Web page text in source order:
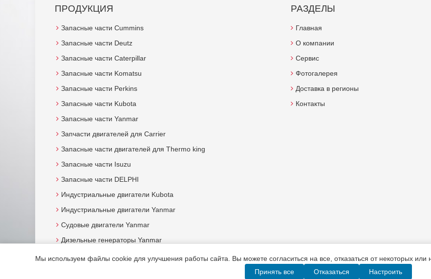
ПРОДУКЦИЯ
Запасные части Cummins
Запасные части Deutz
Запасные части Caterpillar
Запасные части Komatsu
Запасные части Perkins
Запасные части Kubota
Запасные части Yanmar
Запчасти двигателей для Carrier
Запасные части двигателей для Thermo king
Запасные части Isuzu
Запасные части DELPHI
Индустриальные двигатели Kubota
Индустриальные двигатели Yanmar
Судовые двигатели Yanmar
Дизельные генераторы Yanmar
РАЗДЕЛЫ
Главная
О компании
Сервис
Фотогалерея
Доставка в регионы
Контакты
Мы используем файлы cookie для улучшения работы сайта. Вы можете согласиться на все, отказаться от некоторых или
Принять все
Отказаться Настроить